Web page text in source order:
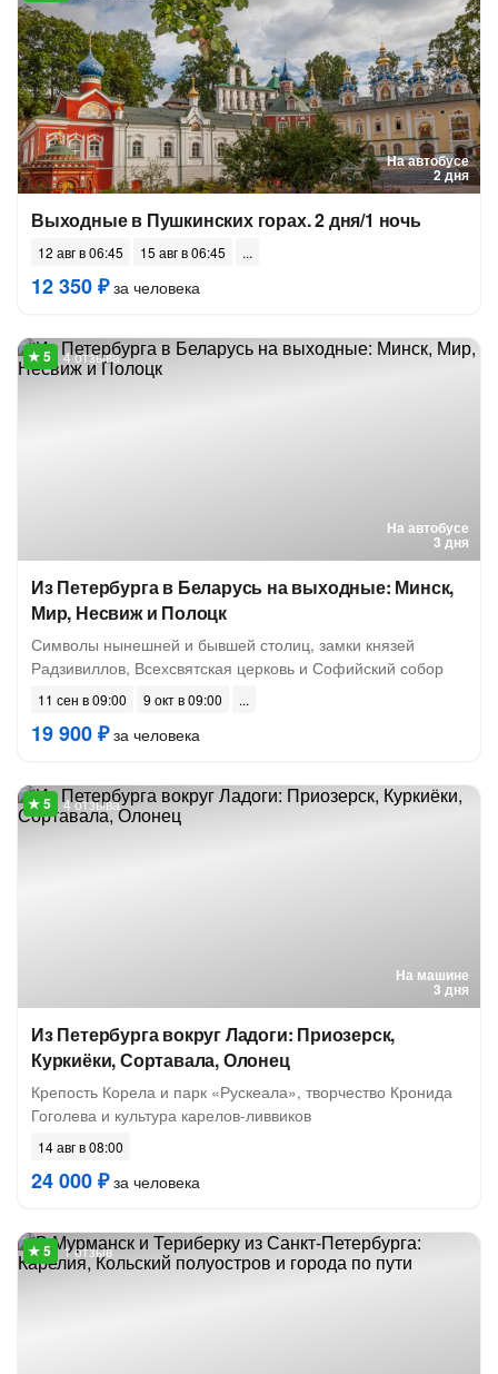
На автобусе
2 дня
Выходные в Пушкинских горах. 2 дня/1 ночь
12 авг в 06:45 15 авг в 06:45
12 350 ₽за человека
На автобусе
3 дня
4 отзыва
Из Петербурга в Беларусь на выходные: Минск,
Мир, Несвиж и Полоцк
Символы нынешней и бывшей столиц, замки князей
Радзивиллов, Всехсвятская церковь и Софийский собор
11 сен в 09:00 9 окт в 09:00
19 900 ₽за человека
На машине
3 дня
4 отзыва
Из Петербурга вокруг Ладоги: Приозерск,
Куркиёки, Сортавала, Олонец
Крепость Корела и парк «Рускеала», творчество Кронида
Гоголева и культура карелов-ливвиков
14 авг в 08:00
24 000 ₽за человека
1 отзыв